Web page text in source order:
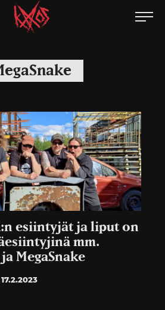
Kaaoszine
esiintyjät ja liput on
mm.
MegaSnake
17.2.2023